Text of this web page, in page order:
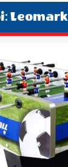
Leomark